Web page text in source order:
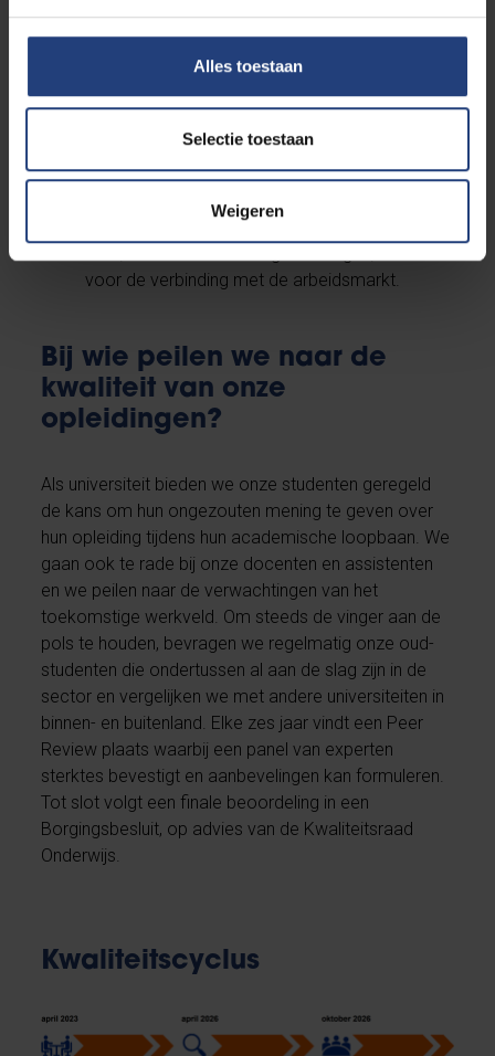
Alles toestaan
Selectie toestaan
Weigeren
Openheid voor diversiteit: De opleiding richt
zich specifiek op het empoweren van
kansengroepen met zeer diverse
achtergronden. De open minded mentaliteit is
Brusselse inbedding en internationale
: De aanwezigheid in het hart van
Europa brengt heel wat voordelen met zich
voor de verbinding met de arbeidsmarkt.
Bij wie peilen we naar de
kwaliteit van onze
opleidingen?
Als universiteit bieden we onze studenten geregeld
de kans om hun ongezouten mening te geven over
hun opleiding tijdens hun academische loopbaan. We
gaan ook te rade bij onze docenten en assistenten
en we peilen naar de verwachtingen van het
toekomstige werkveld. Om steeds de vinger aan de
pols te houden, bevragen we regelmatig onze oud-
studenten die ondertussen al aan de slag zijn in de
sector en vergelijken we met andere universiteiten in
binnen- en buitenland. Elke zes jaar vindt een Peer
Review plaats waarbij een panel van experten
sterktes bevestigt en aanbevelingen kan formuleren.
Tot slot volgt een finale beoordeling in een
Borgingsbesluit, op advies van de Kwaliteitsraad
Onderwijs.
Kwaliteitscyclus